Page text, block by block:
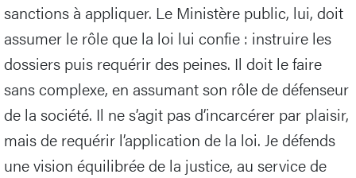
sanctions à appliquer. Le Ministère public, lui, doit
assumer le rôle que la loi lui confie : instruire les
dossiers puis requérir des peines. Il doit le faire
sans complexe, en assumant son rôle de défenseur
de la société. Il ne s’agit pas d’incarcérer par plaisir,
mais de requérir l’application de la loi. Je défends
une vision équilibrée de la justice, au service de